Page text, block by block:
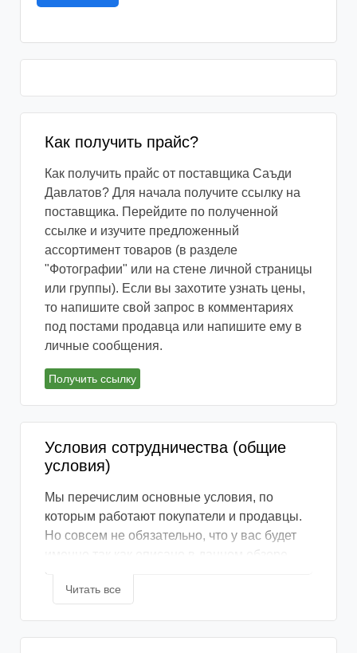
Как получить прайс?
Как получить прайс от поставщика Саъди
Давлатов? Для начала получите ссылку на
поставщика. Перейдите по полученной
ссылке и изучите предложенный
ассортимент товаров (в разделе
"Фотографии" или на стене личной страницы
или группы). Если вы захотите узнать цены,
то напишите свой запрос в комментариях
под постами продавца или напишите ему в
личные сообщения.
Получить ссылку
Условия сотрудничества (общие
условия)
Мы перечислим основные условия, по
которым работают покупатели и продавцы.
Но совсем не обязательно, что у вас будет
именно так как описано в данном обзоре
ведь каждое сотрудничество
индивидуально.
Читать все